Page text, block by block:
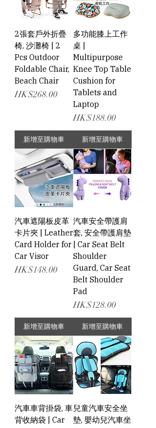
2張套戶外折疊
椅, 沙灘椅 | 2
Pcs Outdoor
Foldable Chair,
Beach Chair
價格
HK$268.00
新增至購物車
多功能膝上工作
桌 |
Multipurpose
Knee Top Table
Cushion for
Tablets and
Laptop
價格
HK$188.00
新增至購物車
汽車遮陽板皮革
卡片夾 | Leather
Card Holder for
Car Visor
價格
HK$148.00
新增至購物車
汽車安全帶護肩
套, 安全帶護肩墊
| Car Seat Belt
Shoulder
Guard, Car Seat
Belt Shoulder
Pad
價格
HK$128.00
新增至購物車
汽車車背掛袋, 車
背收納袋 | Car
兒童汽車安全坐
墊, 嬰幼兒汽車坐